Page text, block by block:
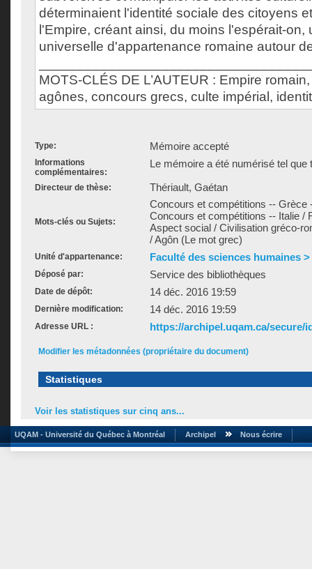
déterminaient l'identité sociale des citoyens
l'Empire, créant ainsi, du moins l'espérait-on,
universelle d'appartenance romaine autour
MOTS-CLÉS DE L’AUTEUR : Empire
agônes, concours grecs, culte impérial,
Type: Mémoire accepté
Informations
complémentaires:
Le mémoire a été numérisé tel que
Directeur de thèse: Thériault, Gaétan
Mots-clés ou Sujets:
Concours et compétitions -- Grèce
Concours et compétitions -- Italie /
Aspect social / Civilisation gréco-
/ Agôn (Le mot grec)
Unité d'appartenance: Faculté des sciences humaines
Déposé par: Service des bibliothèques
Date de dépôt: 14 déc. 2016 19:59
Dernière modification: 14 déc. 2016 19:59
Adresse URL : https://archipel.uqam.ca/secure/
Modifier les métadonnées (propriétaire du document)
Statistiques
Voir les statistiques sur cinq ans...
UQAM - Université du Québec à Montréal Archipel Nous écrire